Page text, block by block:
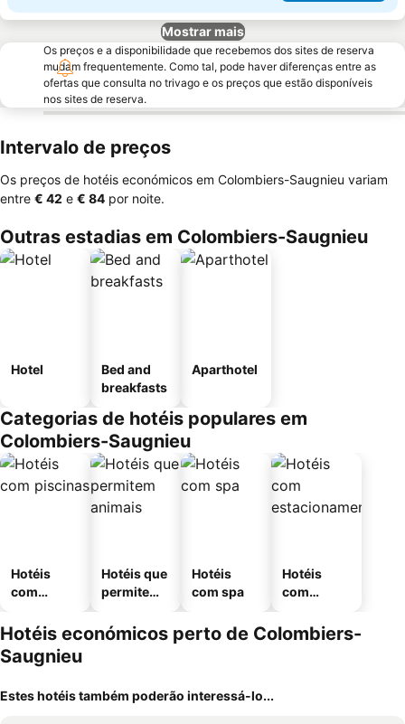
Mostrar mais
Os preços e a disponibilidade que recebemos dos sites de reserva
mudam frequentemente. Como tal, pode haver diferenças entre as
ofertas que consulta no trivago e os preços que estão disponíveis
nos sites de reserva.
Intervalo de preços
Os preços de hotéis económicos em Colombiers-Saugnieu variam
entre ‎€ 42 e ‎€ 84 por noite.
Outras estadias em Colombiers-Saugnieu
Hotel
Bed and
breakfasts
Aparthotel
Categorias de hotéis populares em
Colombiers-Saugnieu
Hotéis
com
Hotéis que
permitem
Hotéis
com spa
Hotéis
com
mento
Hotéis económicos perto de Colombiers-
Saugnieu
Estes hotéis também poderão interessá-lo...